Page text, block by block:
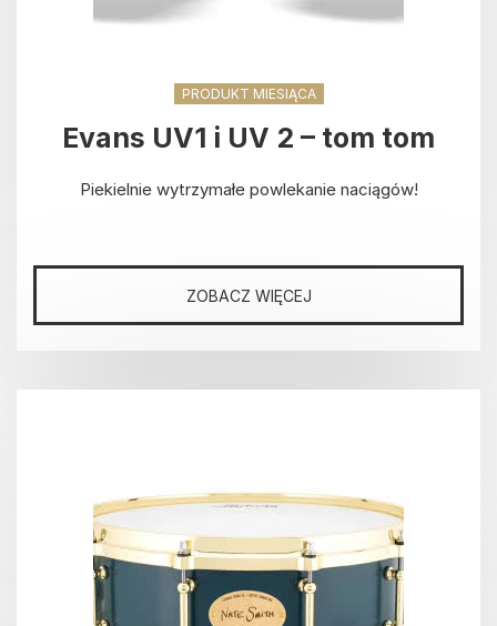
PRODUKT MIESIĄCA
Evans UV1 i UV 2 – tom tom
Piekielnie wytrzymałe powlekanie naciągów!
ZOBACZ WIĘCEJ